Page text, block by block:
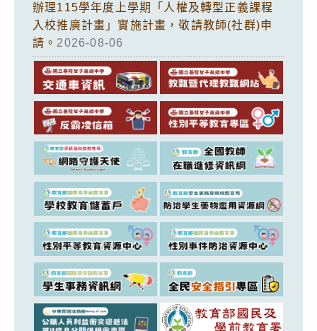
辦理115學年度上學期「人權及轉型正義課程
入校推廣計畫」實施計畫，敬請教師(社群)申
請。 2026-08-06